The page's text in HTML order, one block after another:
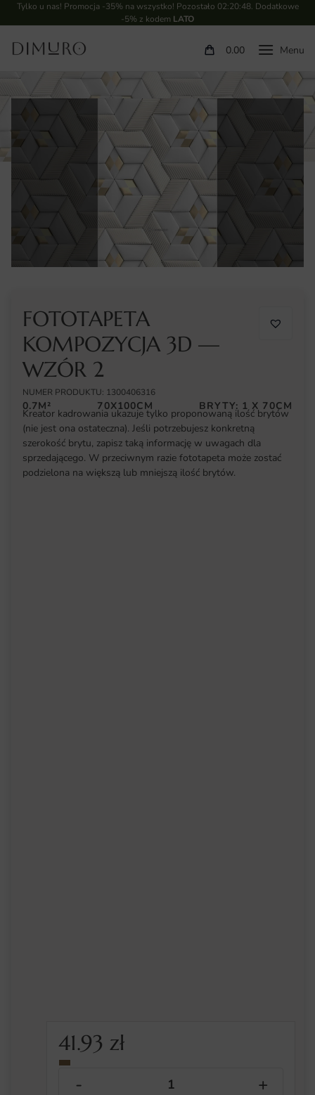
Tylko u nas! Promocja -35% na wszystko! Pozostało 02:20:47. Dodatkowe
-5% z kodem LATO
0.00
FOTOTAPETA
KOMPOZYCJA 3D —
WZÓR 2
NUMER PRODUKTU: 1300406316
0.7M² 70X100CM BRYTY: 1 X 70CM
Kreator kadrowania ukazuje tylko proponowaną ilość brytów
(nie jest ona ostateczna). Jeśli potrzebujesz konkretną
szerokość brytu, zapisz taką informację w uwagach dla
sprzedającego. W przeciwnym razie fototapeta może zostać
podzielona na większą lub mniejszą ilość brytów.
41.93zł